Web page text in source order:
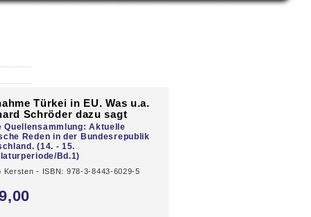
Türkei in EU. Was u.a.
Schröder dazu sagt
Quellensammlung: Aktuelle
Reden in der Bundesrepublik
(14. - 15.
Bd.1)
Kersten - ISBN: 978-3-8443-6029-5
00